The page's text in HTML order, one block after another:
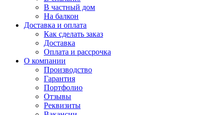
В частный дом
На балкон
Доставка и оплата
Как сделать заказ
Доставка
Оплата и рассрочка
О компании
Производство
Гарантия
Портфолио
Отзывы
Реквизиты